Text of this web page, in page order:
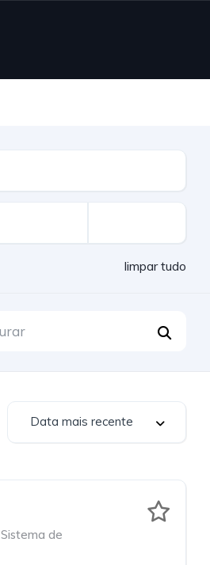
limpar tudo
Data mais recente
Sistema de